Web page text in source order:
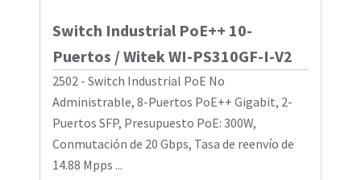
Switch Industrial PoE++ 10-
Puertos / Witek WI-PS310GF-I-V2
2502 - Switch Industrial PoE No
Administrable, 8-Puertos PoE++ Gigabit, 2-
Puertos SFP, Presupuesto PoE: 300W,
Conmutación de 20 Gbps, Tasa de reenvío de
14.88 Mpps ...